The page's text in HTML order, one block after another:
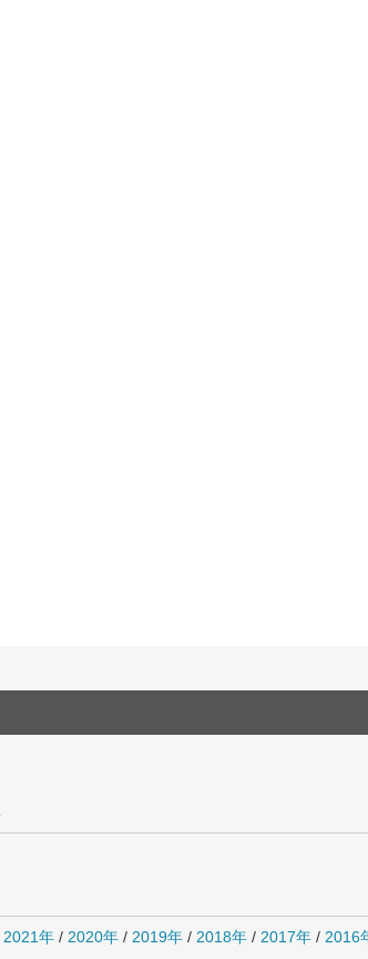
2021年 / 2020年 / 2019年 / 2018年 / 2017年 / 2016